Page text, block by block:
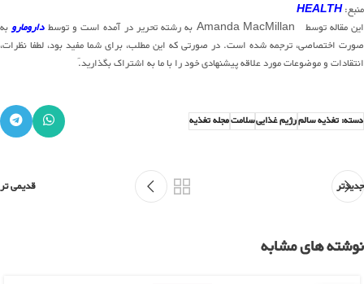
منبع:HEALTH
این مقاله توسط Amanda MacMillan به رشته تحریر در آمده است و توسط
داروماروبه
صورت اختصاصی، ترجمه شده است. در صورتی که این مطلب، برای شما مفید بود، لطفا نظرات،
انتقادات و موضوعات مورد علاقه پیشنهادی خود را با ما به اشتراک بگذارید.َ
دسته: تغذیه سالمرژیم غذاییسلامتمجله تغذیه
جدیدتر قدیمی تر
نوشته های مشابه